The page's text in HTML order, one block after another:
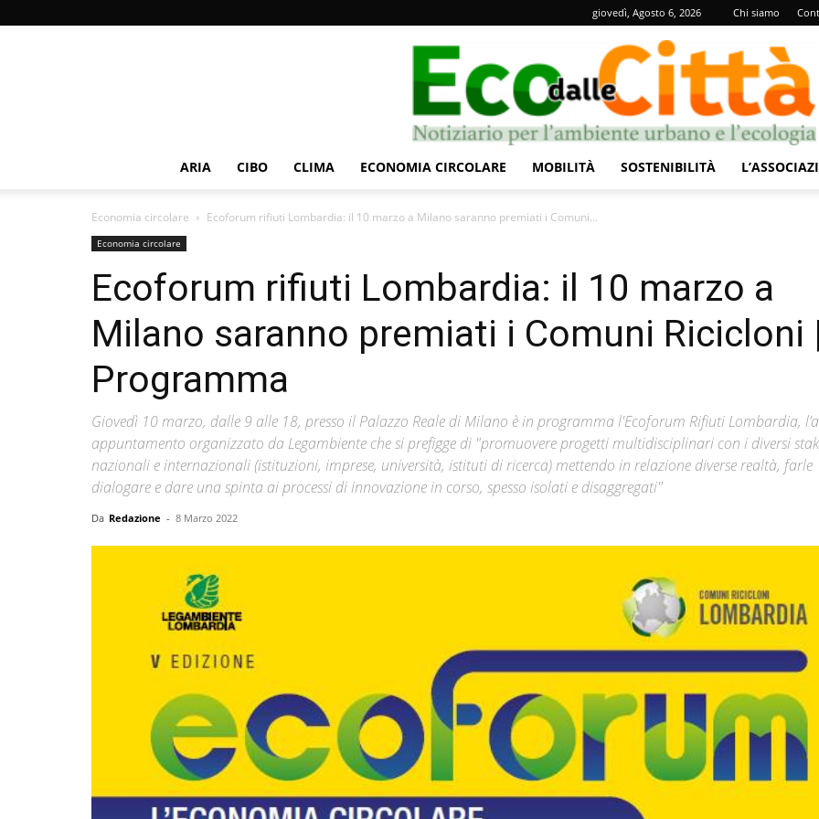
giovedì, Agosto 6, 2026 Chi siamo
Città
ARIA CIBO CLIMA ECONOMIA CIRCOLARE MOBILITÀ SOSTENIBILITÀ
Economia circolare Ecoforum rifiuti Lombardia: il 10 marzo a Milano saranno premiati i Comuni...
Economia circolare
Ecoforum rifiuti Lombardia: il 10 marzo a
Milano saranno premiati i Comuni Ricicloni |
Programma
Giovedì 10 marzo, dalle 9 alle 18, presso il Palazzo Reale di Milano è in programma l'Ecoforum Rifiuti Lombardia,
appuntamento organizzato da Legambiente che si prefigge di "promuovere progetti multidisciplinari con i diversi
nazionali e internazionali (istituzioni, imprese, università, istituti di ricerca) mettendo in relazione diverse realtà, farle
dialogare e dare una spinta ai processi di innovazione in corso, spesso isolati e disaggregati"
Da Redazione - 8 Marzo 2022